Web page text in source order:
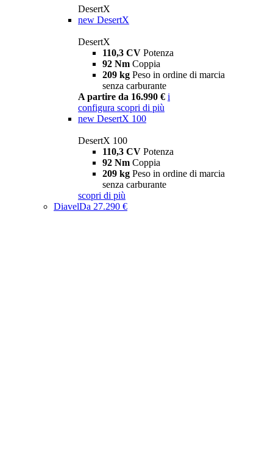
DesertX
new DesertX
DesertX
110,3 CV Potenza
92 Nm Coppia
209 kg Peso in ordine di marcia
senza carburante
A partire da 16.990 € i
configura scopri di più
new DesertX 100
DesertX 100
110,3 CV Potenza
92 Nm Coppia
209 kg Peso in ordine di marcia
senza carburante
scopri di più
DiavelDa 27.290 €